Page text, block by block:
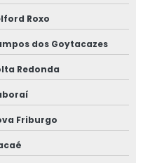
Roxo
dos Goytacazes
Redonda
Friburgo